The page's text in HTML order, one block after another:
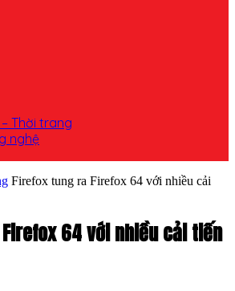
Thời trang
nghệ
Firefox tung ra Firefox 64 với nhiều cải
64 với nhiều cải tiến